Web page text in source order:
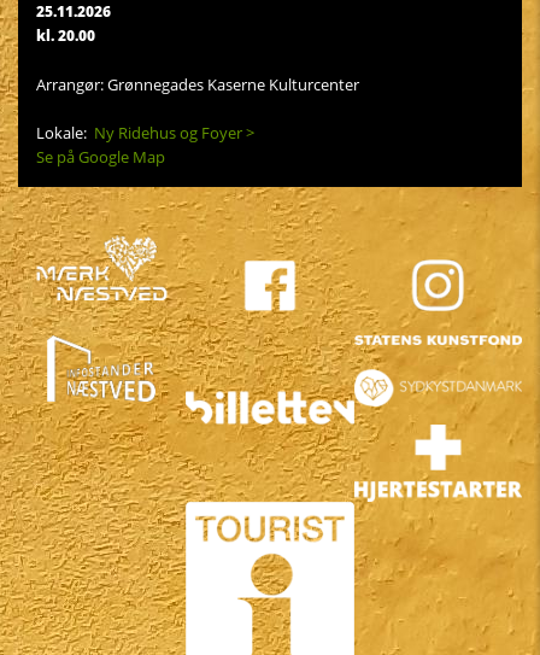
25.11.2026
kl. 20.00
Arrangør: Grønnegades Kaserne Kulturcenter
Lokale: Ny Ridehus og Foyer >
Se på Google Map